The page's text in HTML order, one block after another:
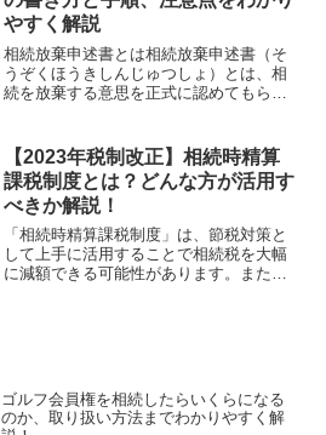
やすく解説
相続放棄申述書とは相続放棄申述書（そ
うぞくほうきしんじゅつしょ）とは、相
続を放棄する意思を正式に認めてもらう
続の開始を知った日から３か月以内」に
家庭裁判所へこの申述書を...
【2023年税制改正】相続時精算
課税制度とは？どんな方が活用す
べきか解説！
「相続時精算課税制度」は、節税対策と
して上手に活用することで相続税を大幅
に減額できる可能性があります。また、
ゴルフ会員権を相続したらいくらになる
のか、取り扱い方法までわかりやすく解